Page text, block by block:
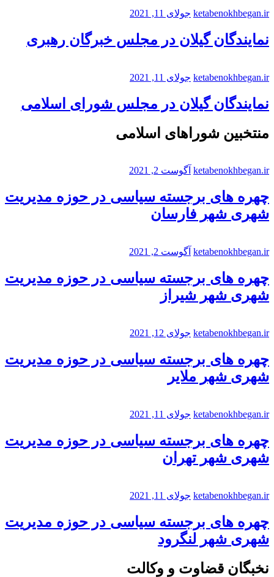
ketabenokhbegan.ir جولای 11, 2021
نمایندگان گیلان در مجلس خبرگان رهبری
ketabenokhbegan.ir جولای 11, 2021
نمایندگان گیلان در مجلس شورای اسلامی
منتخبین شوراهای اسلامی
ketabenokhbegan.ir آگوست 2, 2021
چهره های برجسته سیاسی در حوزه مدیریت
شهری شهر فارسان
ketabenokhbegan.ir آگوست 2, 2021
چهره های برجسته سیاسی در حوزه مدیریت
شهری شهر شیراز
ketabenokhbegan.ir جولای 12, 2021
چهره های برجسته سیاسی در حوزه مدیریت
شهری شهر ملایر
ketabenokhbegan.ir جولای 11, 2021
چهره های برجسته سیاسی در حوزه مدیریت
شهری شهر تهران
ketabenokhbegan.ir جولای 11, 2021
چهره های برجسته سیاسی در حوزه مدیریت
شهری شهر لنگرود
نخبگان قضاوت و وکالت